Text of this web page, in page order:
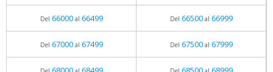
Del 66000al 66499 Del 66500al 66999
Del 67000al 67499 Del 67500al 67999